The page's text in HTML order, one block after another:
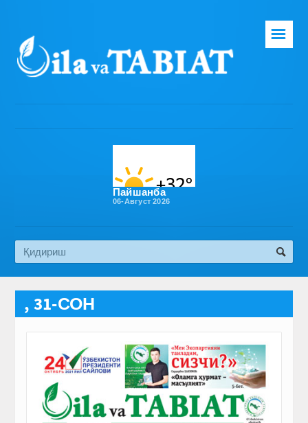
Бош саҳифа
Эко медиа
☰
Пайшанба
06-Август 2026
, 31-СОН